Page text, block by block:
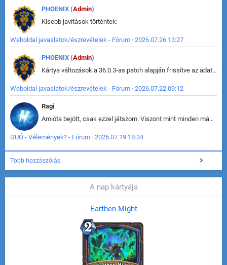
PHOENIX (Admin)
Kisebb javítások történtek:
Weboldal javaslatok/észrevételek - Fórum · 2026.07.26 13:27
PHOENIX (Admin)
Kártya változások a 36.0.3-as patch alapján frissítve az adatbázisban (képek is cserélve).
Weboldal javaslatok/észrevételek - Fórum · 2026.07.22 09:12
Ragi
Amióta bejött, csak ezzel játszom. Viszont mint minden más - akár az alapjáték is, ez is baromira összetett lett. Néha már pár kör után is esélytelen az egész. Vagy irreállisan túltápol valaki, vagy lelép a partner, vagy csak hülye mint a segg. És amikor eljönne az én időm, na akkor jön el mindenki másé is. Engem jobban érdekelne, hogy ki milyen ratingen szokott játszani. Na ez lenne egy érdekes adat.
DUÓ - Vélemények? - Fórum · 2026.07.19 18:34
Több hozzászólás
A nap kártyája
Earthen Might